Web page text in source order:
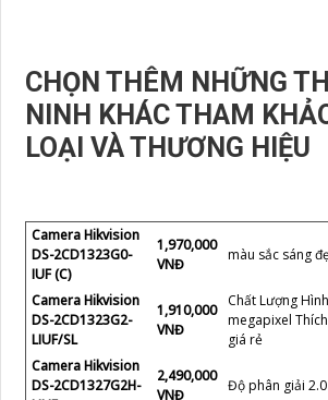
CHỌN THÊM NHỮNG
NINH KHÁC THAM
LOẠI VÀ THƯƠNG HIỆU
Camera Hikvision
DS-2CD1323G0-
IUF (C)
1,970,000
VNĐ
màu sắc sáng
Camera Hikvision
DS-2CD1323G2-
LIUF/SL
1,910,000
VNĐ
Chất Lượng
megapixel
giá rẻ
Camera Hikvision
DS-2CD1327G2H-
2,490,000
VNĐ
Độ phân giải 2.0